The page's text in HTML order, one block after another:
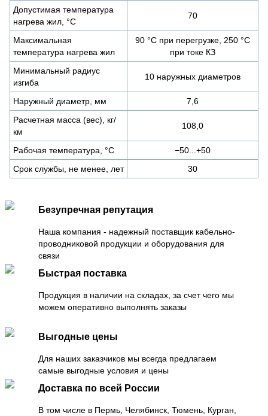
Допустимая температура
нагрева жил, °C
70
Максимальная
температура нагрева жил
90 °C при перегрузке, 250 °C
при токе КЗ
Минимальный радиус
изгиба
10 наружных диаметров
Наружный диаметр, мм
7,6
Расчетная масса (вес), кг/
км
108,0
Рабочая температура, °C
−50...+50
Срок службы, не менее, лет
30
Безупречная репутация
Наша компания - надежный поставщик кабельно-
проводниковой продукции и оборудования для
связи
Быстрая поставка
Продукция в наличии на складах, за счет чего мы
можем оперативно выполнять заказы
Выгодные цены
Для наших заказчиков мы всегда предлагаем
самые выгодные условия и цены
Доставка по всей России
В том числе в Пермь, Челябинск, Тюмень, Курган,